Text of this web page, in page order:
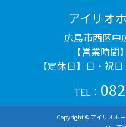
アイリオ
広島市西区中
【営業時
【定休日】日・祝
TEL：
Copyright © アイリオホ